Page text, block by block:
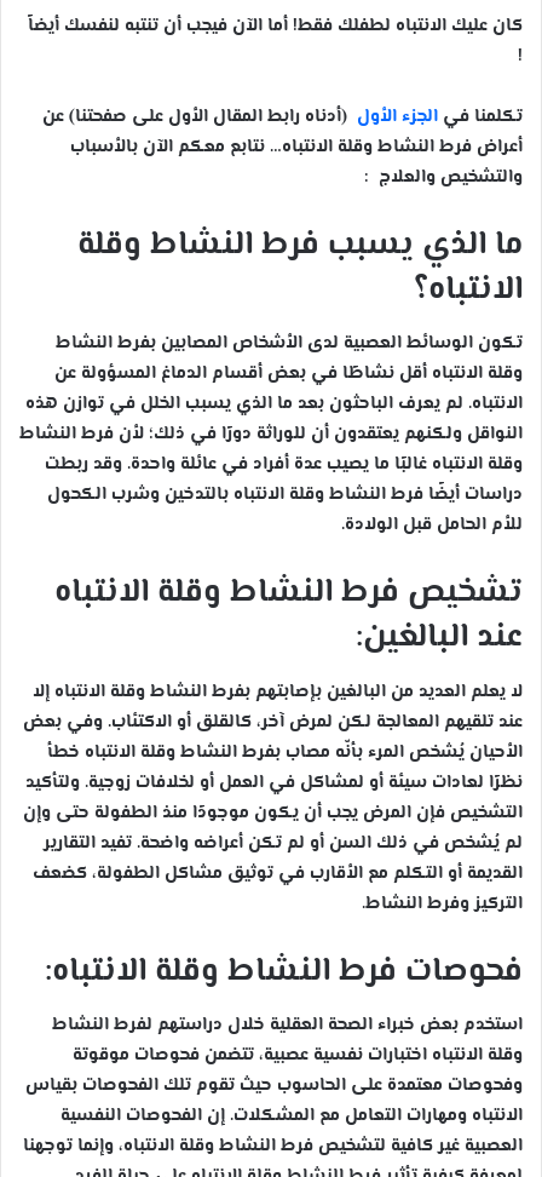
كان عليك الانتباه لطفلك فقط! أما الآن فيجب أن تنتبه لنفسك أيضاً
!
تكلمنا في الجزء الأول (أدناه رابط المقال الأول على صفحتنا) عن
أعراض فرط النشاط وقلة الانتباه… نتابع معكم الآن بالأسباب
والتشخيص والعلاج :
ما الذي يسبب فرط النشاط وقلة
الانتباه؟
تكون الوسائط العصبية لدى الأشخاص المصابين بفرط النشاط
وقلة الانتباه أقل نشاطًا في بعض أقسام الدماغ المسؤولة عن
الانتباه. لم يعرف الباحثون بعد ما الذي يسبب الخلل في توازن هذه
النواقل ولكنهم يعتقدون أن للوراثة دورًا في ذلك؛ لأن فرط النشاط
وقلة الانتباه غالبًا ما يصيب عدة أفراد في عائلة واحدة. وقد ربطت
دراسات أيضًا فرط النشاط وقلة الانتباه بالتدخين وشرب الكحول
للأم الحامل قبل الولادة.
تشخيص فرط النشاط وقلة الانتباه
عند البالغين:
لا يعلم العديد من البالغين بإصابتهم بفرط النشاط وقلة الانتباه إلا
عند تلقيهم المعالجة لكن لمرض آخر، كالقلق أو الاكتئاب. وفي بعض
الأحيان يُشخص المرء بأنّه مصاب بفرط النشاط وقلة الانتباه خطأ
نظرًا لعادات سيئة أو لمشاكل في العمل أو لخلافات زوجية. ولتأكيد
التشخيص فإن المرض يجب أن يكون موجودًا منذ الطفولة حتى وإن
لم يُشخص في ذلك السن أو لم تكن أعراضه واضحة. تفيد التقارير
القديمة أو التكلم مع الأقارب في توثيق مشاكل الطفولة، كضعف
التركيز وفرط النشاط.
فحوصات فرط النشاط وقلة الانتباه:
استخدم بعض خبراء الصحة العقلية خلال دراستهم لفرط النشاط
وقلة الانتباه اختبارات نفسية عصبية، تتضمن فحوصات موقوتة
وفحوصات معتمدة على الحاسوب حيث تقوم تلك الفحوصات بقياس
الانتباه ومهارات التعامل مع المشكلات. إن الفحوصات النفسية
العصبية غير كافية لتشخيص فرط النشاط وقلة الانتباه، وإنما توجهنا